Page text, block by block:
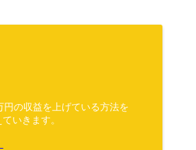
の収益を上げている方法を
いきます。